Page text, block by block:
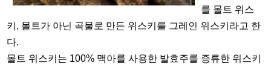
를 몰트 위스
키, 몰트가 아닌 곡물로 만든 위스키를 그레인 위스키라고 한
다.
몰트 위스키는 100% 맥아를 사용한 발효주를 증류한 위스키